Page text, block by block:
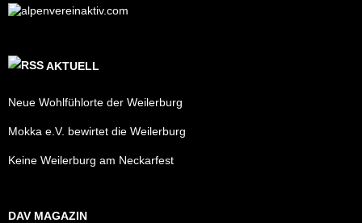
AKTUELL
Neue Wohlfühlorte der Weilerburg
Mokka e.V. bewirtet die Weilerburg
Keine Weilerburg am Neckarfest
DAV MAGAZIN